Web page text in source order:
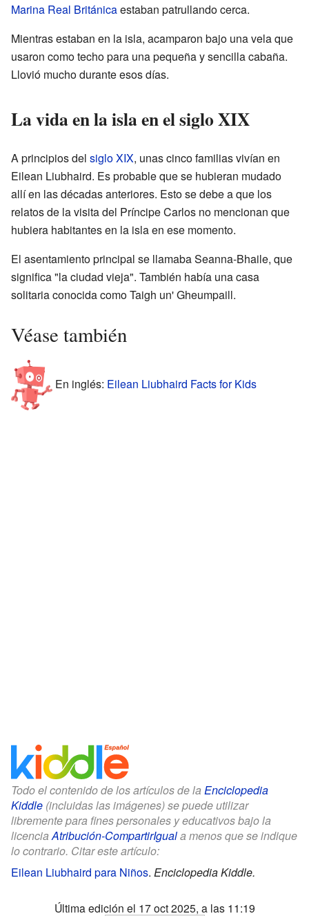
Marina Real Británicaestaban patrullando cerca.
Mientras estaban en la isla, acamparon bajo una vela que
usaron como techo para una pequeña y sencilla cabaña.
Llovió mucho durante esos días.
La vida en la isla en el siglo XIX
A principios del siglo XIX, unas cinco familias vivían en
Eilean Liubhaird. Es probable que se hubieran mudado
allí en las décadas anteriores. Esto se debe a que los
relatos de la visita del Príncipe Carlos no mencionan que
hubiera habitantes en la isla en ese momento.
El asentamiento principal se llamaba Seanna-Bhaile, que
significa "la ciudad vieja". También había una casa
solitaria conocida como Taigh un' Gheumpaill.
Véase también
En inglés: Eilean Liubhaird Facts for Kids
Todo el contenido de los artículos de la Enciclopedia
Kiddle (incluidas las imágenes) se puede utilizar
libremente para fines personales y educativos bajo la
licenciaAtribución-CompartirIguala menos que se indique
lo contrario. Citar este artículo:
Eilean Liubhaird para Niños. Enciclopedia Kiddle.
Última edición el 17 oct 2025, a las 11:19